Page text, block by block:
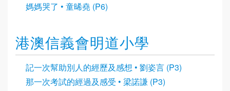
媽媽哭了 • 童晞堯 (P6)
港澳信義會明道小學
記一次幫助別人的經歷及感想 • 劉姿言 (P3)
那一次考試的經過及感受 • 梁諾謙 (P3)